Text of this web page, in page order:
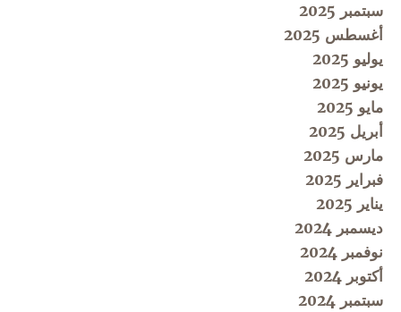
سبتمبر 2025
أغسطس 2025
يوليو 2025
يونيو 2025
مايو 2025
أبريل 2025
مارس 2025
فبراير 2025
يناير 2025
ديسمبر 2024
نوفمبر 2024
أكتوبر 2024
سبتمبر 2024